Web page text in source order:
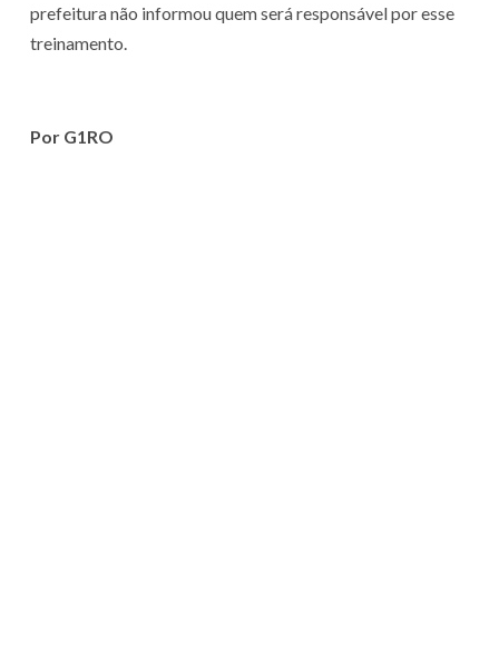
prefeitura não informou quem será responsável por esse
treinamento.
Por G1RO